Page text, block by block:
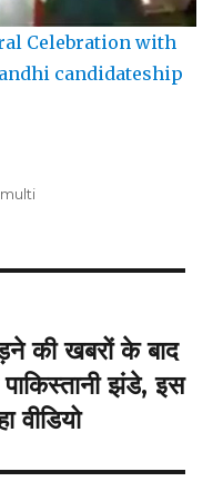
Celebration with
candidateship
Categories
multi
की खबरों के बाद
झंडे, इस
वीडियो